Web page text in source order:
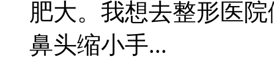
肥大。我想去整形医
鼻头缩小手...